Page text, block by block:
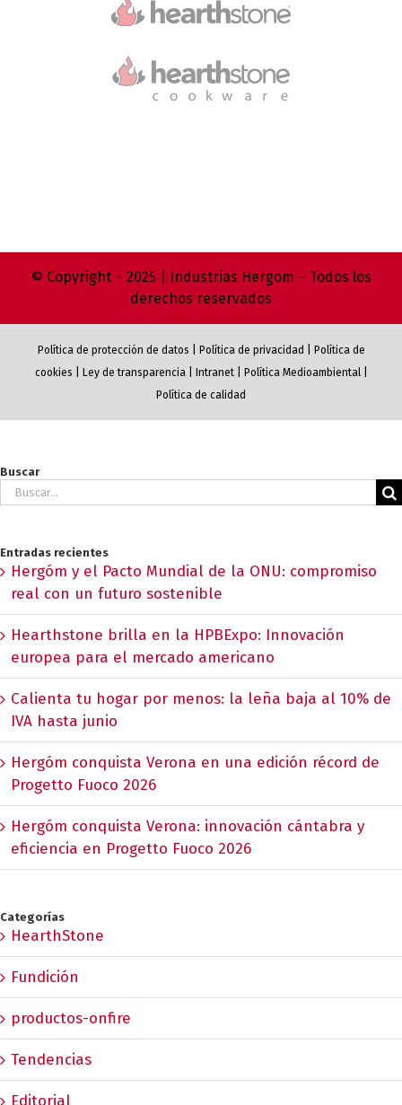
© Copyright – 2025 | Industrias Hergom – Todos los
derechos reservados
Política de protección de datos Política de privacidad
Política de
cookies
Ley de transparencia| Intranet| Política Medioambiental|
Política de calidad
Buscar
Buscar:
Entradas recientes
Hergóm y el Pacto Mundial de la ONU: compromiso
real con un futuro sostenible
Hearthstone brilla en la HPBExpo: Innovación
europea para el mercado americano
Calienta tu hogar por menos: la leña baja al 10% de
IVA hasta junio
Hergóm conquista Verona en una edición récord de
Progetto Fuoco 2026
Hergóm conquista Verona: innovación cántabra y
eficiencia en Progetto Fuoco 2026
Categorías
HearthStone
Fundición
productos-onfire
Tendencias
Editorial